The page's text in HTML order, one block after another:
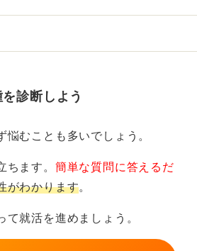
ー業務まで幅広い役割を担うこ
仕事も含めて「何でもやる覚
診断しよう
むことも多いでしょう。
ちます。 簡単な質問に答えるだ
がわかります。
就活を進めましょう。